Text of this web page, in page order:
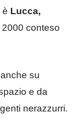
è Lucca,
conteso
su
e da
nerazzurri.